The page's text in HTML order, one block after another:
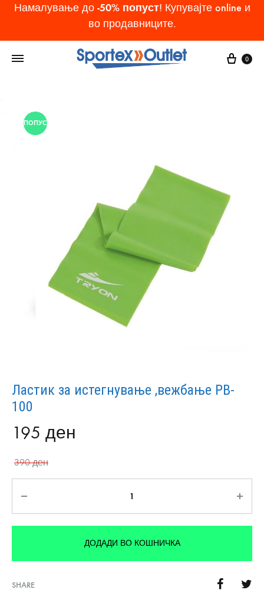
Намалување до -50% попуст! Купувајте online и
во продавниците.
Cart
0
ПОПУСТ
Ластик за истегнување ,вежбање PB-
100
195 ден
390ден
ДОДАДИ ВО КОШНИЧКА
SHARE